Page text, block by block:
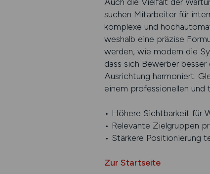
suchen Mitarbeiter für
komplexe und
weshalb eine präzise
werden, wie modern die
dass sich Bewerber
Ausrichtung harmoniert.
einem professionellen
• Höhere Sichtbarkeit für
• Relevante Zielgruppen
• Stärkere Positionierung
Zur Startseite